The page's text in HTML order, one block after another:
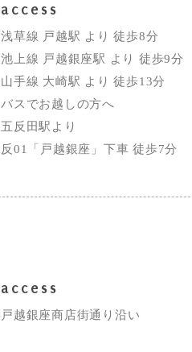
access
浅草線 戸越駅 より 徒歩8分
池上線 戸越銀座駅 より 徒歩9分
山手線 大崎駅 より 徒歩13分
バスでお越しの方へ
五反田駅より
反01「戸越銀座」下車 徒歩7分
access
戸越銀座商店街通り沿い